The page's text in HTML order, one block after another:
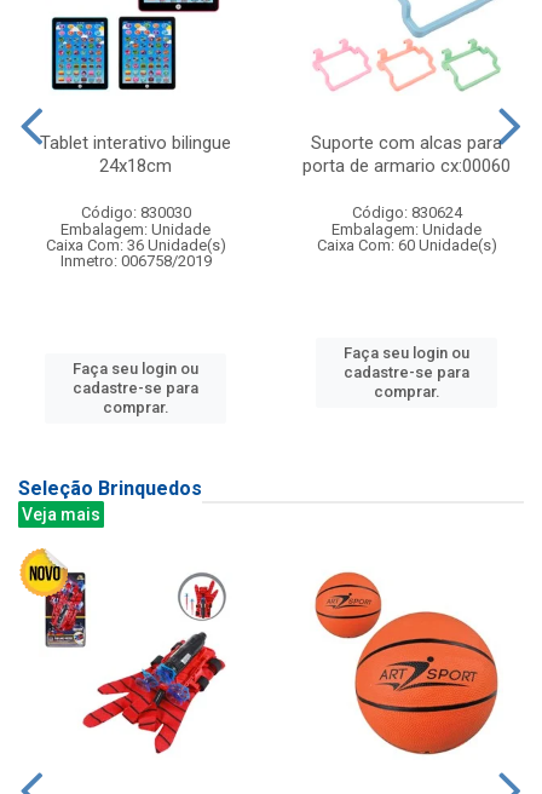
Tablet interativo bilingue
24x18cm
Código: 830030
Embalagem: Unidade
Caixa Com: 36 Unidade(s)
Inmetro: 006758/2019
Faça seu login ou
cadastre-se para
comprar.
Suporte com alcas para
porta de armario cx:00060
Código: 830624
Embalagem: Unidade
Caixa Com: 60 Unidade(s)
Faça seu login ou
cadastre-se para
comprar.
Seleção Brinquedos
Veja mais